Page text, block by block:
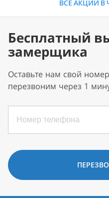
ВСЕ АКЦИИ В
Бесплатный
замерщика
Оставьте нам свой
перезвоним через 1